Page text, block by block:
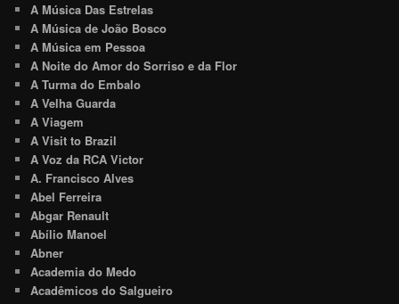
A Música Das Estrelas
A Música de João Bosco
A Música em Pessoa
A Noite do Amor do Sorriso e da Flor
A Turma do Embalo
A Velha Guarda
A Viagem
A Visit to Brazil
A Voz da RCA Victor
A. Francisco Alves
Abel Ferreira
Abgar Renault
Abílio Manoel
Abner
Academia do Medo
Acadêmicos do Salgueiro